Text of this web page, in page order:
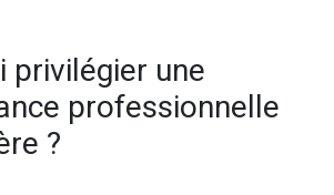
privilégier une
professionnelle
?